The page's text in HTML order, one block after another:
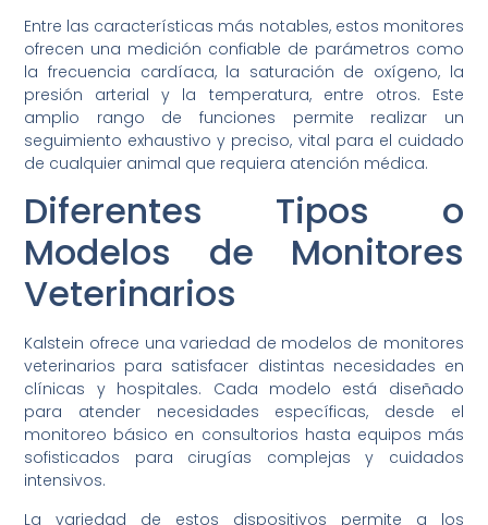
Entre las características más notables, estos monitores
ofrecen una medición confiable de parámetros como
la frecuencia cardíaca, la saturación de oxígeno, la
presión arterial y la temperatura, entre otros. Este
amplio rango de funciones permite realizar un
seguimiento exhaustivo y preciso, vital para el cuidado
de cualquier animal que requiera atención médica.
Diferentes Tipos o
Modelos de Monitores
Veterinarios
Kalstein ofrece una variedad de modelos de monitores
veterinarios para satisfacer distintas necesidades en
clínicas y hospitales. Cada modelo está diseñado
para atender necesidades específicas, desde el
monitoreo básico en consultorios hasta equipos más
sofisticados para cirugías complejas y cuidados
intensivos.
La variedad de estos dispositivos permite a los